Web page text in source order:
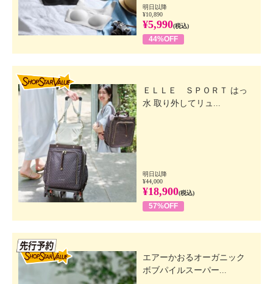
明日以降
¥10,890
¥5,990(税込)
44%OFF
ＥＬＬＥ ＳＰＯＲＴ はっ
水 取り外してリュ...
明日以降
¥44,000
¥18,900(税込)
57%OFF
エアーかおるオーガニック
ボブパイルスーパー...